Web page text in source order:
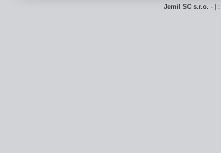
Jemil SC s.r.o. - |